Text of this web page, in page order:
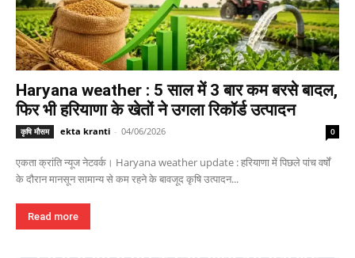
Haryana weather : 5 साल में 3 बार कम बरसे बादल,
फिर भी हरियाणा के खेतों ने उगला रिकॉर्ड उत्पादन
कृषि मौसम ekta kranti - 04/06/2026 0
एकता क्रांति न्यूज नेटवर्क। Haryana weather update : हरियाणा में पिछले पांच वर्षों
के दौरान मानसून सामान्य से कम रहने के बावजूद कृषि उत्पादन...
Read more